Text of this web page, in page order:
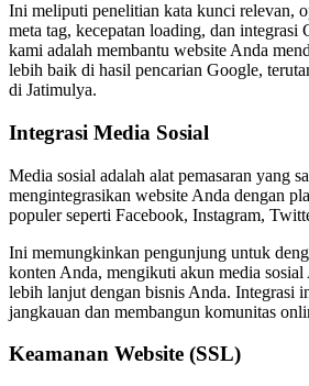
Ini meliputi penelitian kata kunci relevan,
meta tag, kecepatan loading, dan
kami adalah membantu website Anda
lebih baik di hasil pencarian Google,
di Jatimulya.
Integrasi Media Sosial
Media sosial adalah alat pemasaran yang
mengintegrasikan website Anda dengan
populer seperti Facebook, Instagram,
Ini memungkinkan pengunjung untuk
konten Anda, mengikuti akun media sosial
lebih lanjut dengan bisnis Anda. Integrasi
jangkauan dan membangun komunitas
Keamanan Website (SSL)